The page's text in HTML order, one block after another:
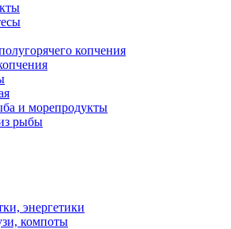
копчения
и морепродукты
рыбы
энергетики
компоты